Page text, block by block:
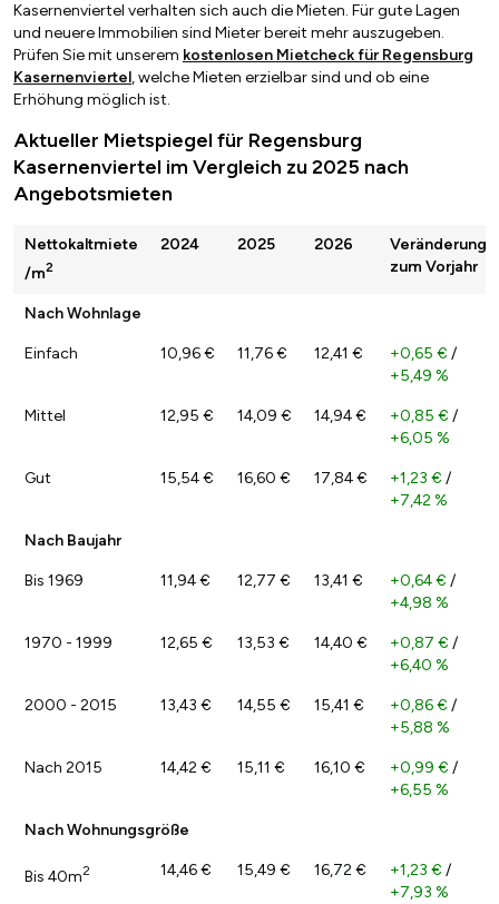
Kasernenviertel verhalten sich auch die Mieten. Für gute Lagen
und neuere Immobilien sind Mieter bereit mehr auszugeben.
Prüfen Sie mit unserem kostenlosen Mietcheck für Regensburg
Kasernenviertel, welche Mieten erzielbar sind und ob eine
Erhöhung möglich ist.
Aktueller Mietspiegel für Regensburg
Kasernenviertel im Vergleich zu 2025 nach
Angebotsmieten
Nettokaltmiete
/m2
2024 2025 2026
Veränderung
zum Vorjahr
Nach Wohnlage
Einfach 10,96 € 11,76 € 12,41 € +0,65 € /
+5,49 %
Mittel 12,95 € 14,09 € 14,94 € +0,85 € /
+6,05 %
Gut 15,54 € 16,60 € 17,84 € +1,23 € /
+7,42 %
Nach Baujahr
Bis 1969 11,94 € 12,77 € 13,41 € +0,64 € /
+4,98 %
1970 - 1999 12,65 € 13,53 € 14,40 € +0,87 € /
+6,40 %
2000 - 2015 13,43 € 14,55 € 15,41 € +0,86 € /
+5,88 %
Nach 2015 14,42 € 15,11 € 16,10 € +0,99 € /
+6,55 %
Nach Wohnungsgröße
Bis 40m2 14,46 € 15,49 € 16,72 € +1,23 € /
+7,93 %